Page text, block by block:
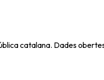
catalana. Dades